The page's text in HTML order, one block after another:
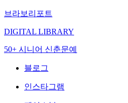
브라보리포트
DIGITAL LIBRARY
50+ 시니어 신춘문예
블로그
인스타그램